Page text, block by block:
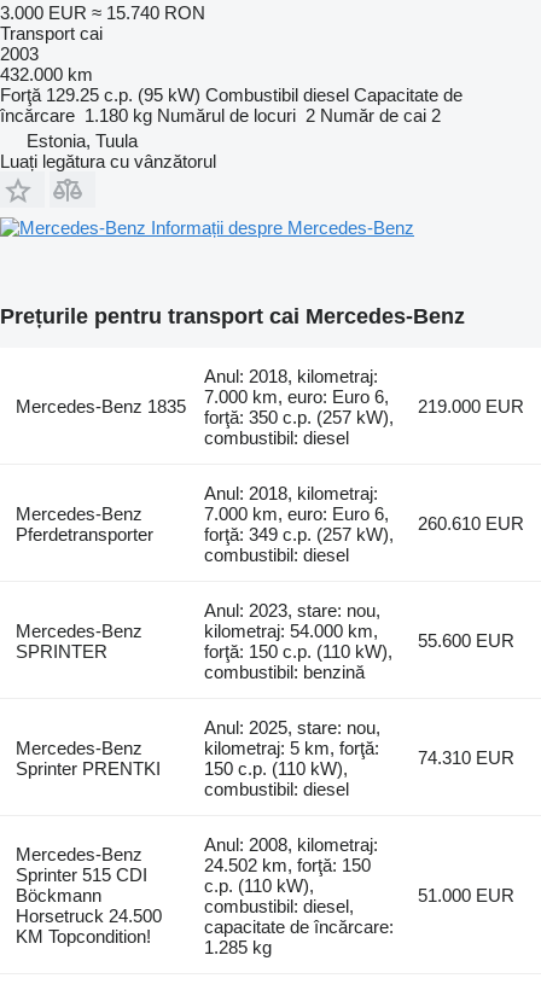
3.000 EUR ≈ 15.740 RON
Transport cai
2003
432.000 km
Forţă 129.25 c.p. (95 kW) Combustibil diesel Capacitate de
încărcare 1.180 kg Numărul de locuri 2 Număr de cai 2
Estonia, Tuula
Luați legătura cu vânzătorul
Informații despre Mercedes-Benz
Prețurile pentru transport cai Mercedes-Benz
Mercedes-Benz 1835
Anul: 2018, kilometraj:
7.000 km, euro: Euro 6,
forţă: 350 c.p. (257 kW),
combustibil: diesel
219.000 EUR
Mercedes-Benz
Pferdetransporter
Anul: 2018, kilometraj:
7.000 km, euro: Euro 6,
forţă: 349 c.p. (257 kW),
combustibil: diesel
260.610 EUR
Mercedes-Benz
SPRINTER
Anul: 2023, stare: nou,
kilometraj: 54.000 km,
forţă: 150 c.p. (110 kW),
combustibil: benzină
55.600 EUR
Mercedes-Benz
Sprinter PRENTKI
Anul: 2025, stare: nou,
kilometraj: 5 km, forţă:
150 c.p. (110 kW),
combustibil: diesel
74.310 EUR
Mercedes-Benz
Sprinter 515 CDI
Böckmann
Horsetruck 24.500
KM Topcondition!
Anul: 2008, kilometraj:
24.502 km, forţă: 150
c.p. (110 kW),
combustibil: diesel,
capacitate de încărcare:
1.285 kg
51.000 EUR